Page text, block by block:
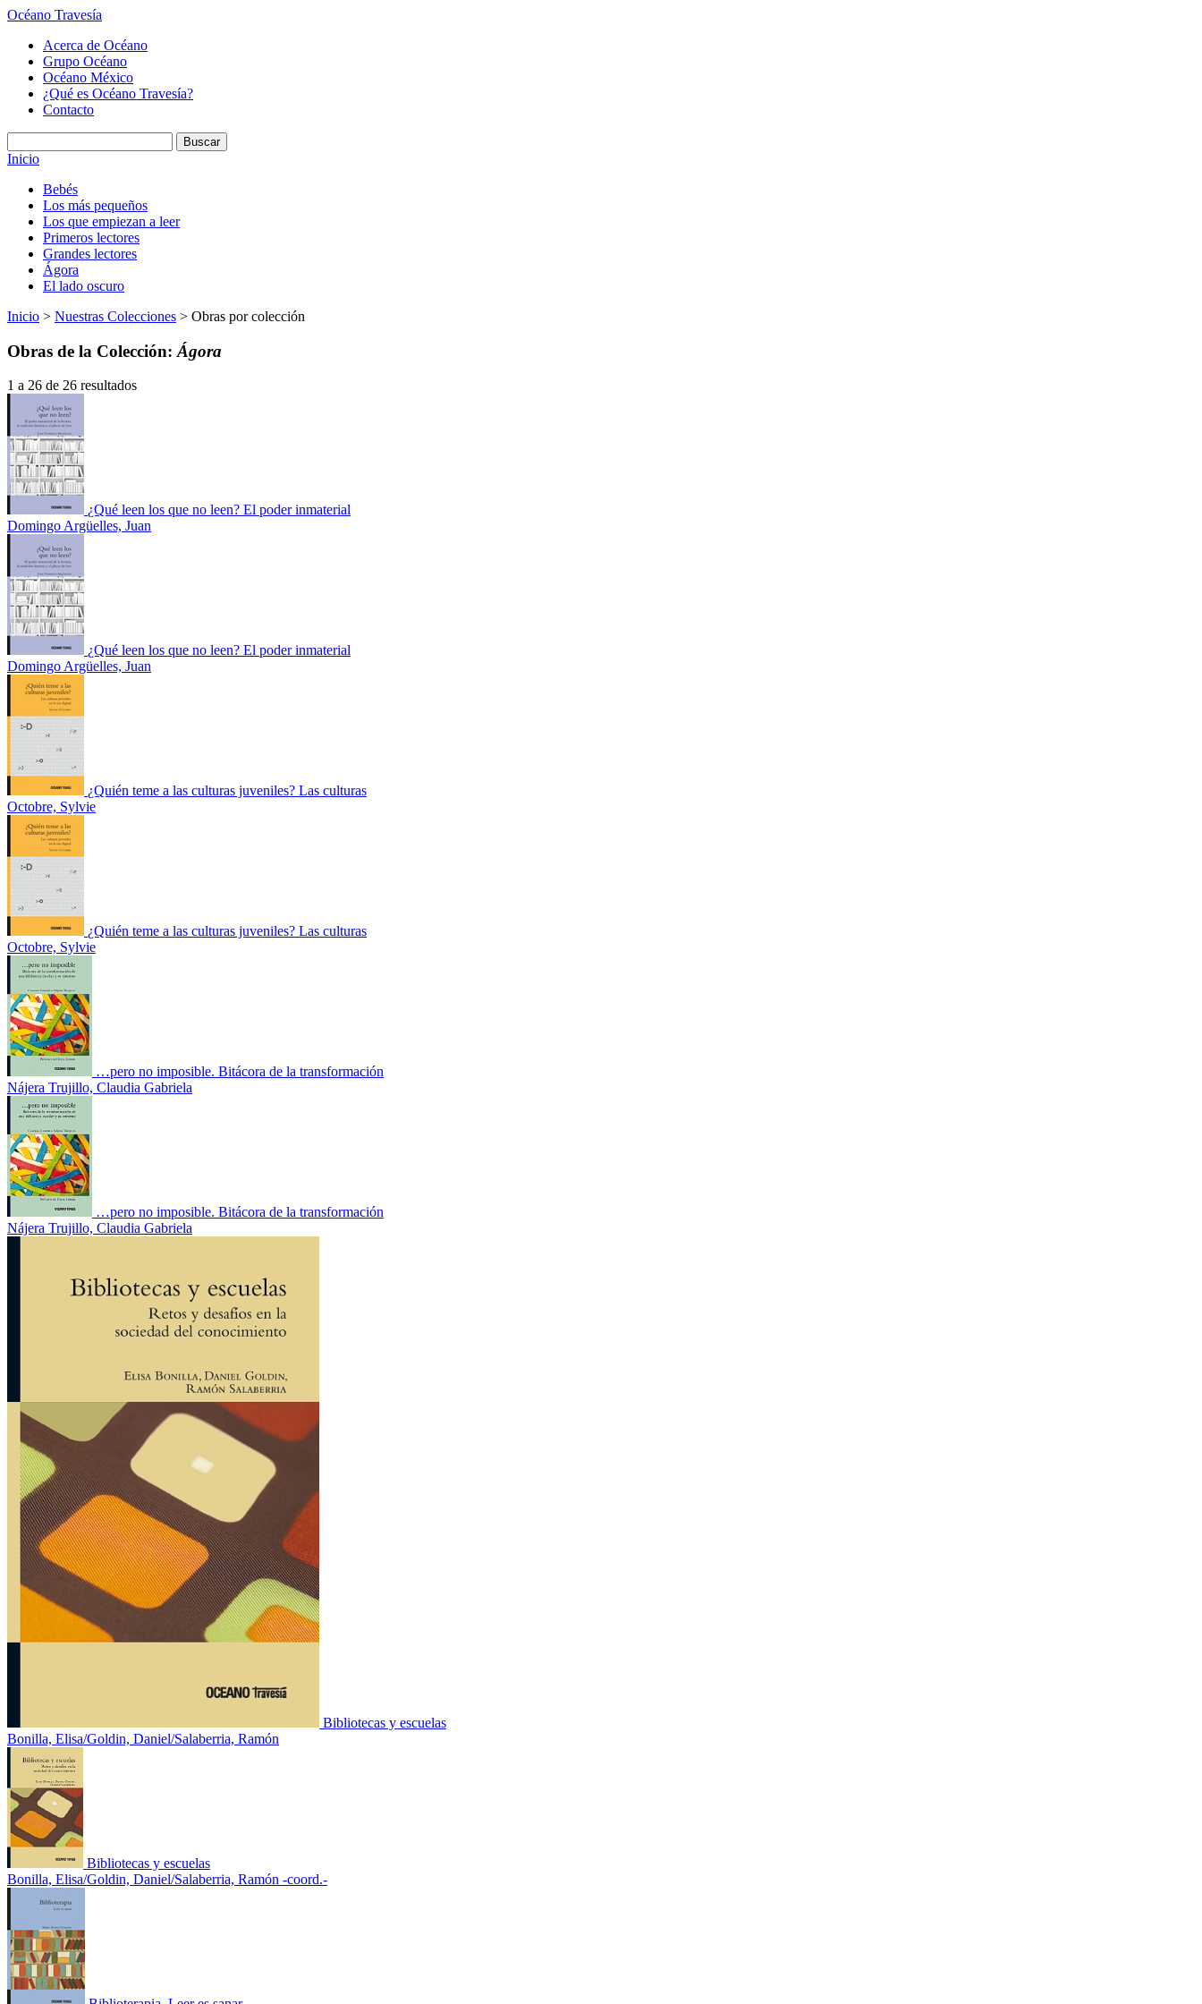
Océano Travesía
Acerca de Océano
Grupo Océano
Océano México
¿Qué es Océano Travesía?
Contacto
Inicio
Bebés
Los más pequeños
Los que empiezan a leer
Primeros lectores
Grandes lectores
Ágora
El lado oscuro
Inicio > Nuestras Colecciones > Obras por colección
Obras de la Colección: Ágora
1 a 26 de 26 resultados
¿Qué leen los que no leen? El poder inmaterial
Domingo Argüelles, Juan
¿Qué leen los que no leen? El poder inmaterial
Domingo Argüelles, Juan
¿Quién teme a las culturas juveniles? Las culturas
Octobre, Sylvie
¿Quién teme a las culturas juveniles? Las culturas
Octobre, Sylvie
…pero no imposible. Bitácora de la transformación
Nájera Trujillo, Claudia Gabriela
…pero no imposible. Bitácora de la transformación
Nájera Trujillo, Claudia Gabriela
Bibliotecas y escuelas
Bonilla, Elisa/Goldin, Daniel/Salaberria, Ramón
Bibliotecas y escuelas
Bonilla, Elisa/Goldin, Daniel/Salaberria, Ramón -coord.-